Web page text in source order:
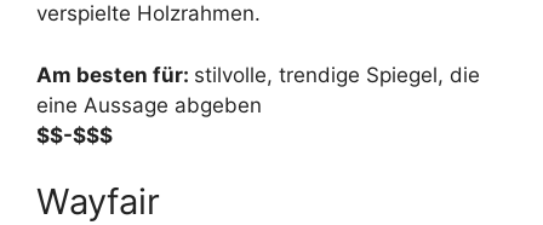
verspielte Holzrahmen.
Am besten für: stilvolle, trendige Spiegel, die
eine Aussage abgeben
$$-$$$
Wayfair